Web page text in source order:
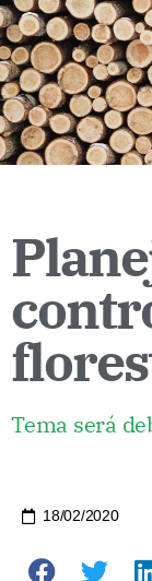
Tema será
18/02/2020